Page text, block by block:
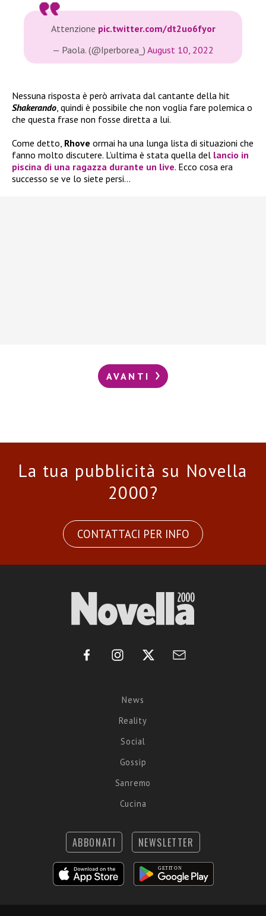
Attenzione pic.twitter.com/dt2uo6fyor
— Paola. (@Iperborea_) August 10, 2022
Nessuna risposta è però arrivata dal cantante della hit
Shakerando, quindi è possibile che non voglia fare polemica o
che questa frase non fosse diretta a lui.
Come detto, Rhove ormai ha una lunga lista di situazioni che
fanno molto discutere. L’ultima è stata quella del lancio in
piscina di una ragazza durante un live. Ecco cosa era
successo se ve lo siete persi…
AVANTI
La tua pubblicità su Novella
2000?
CONTATTACI PER INFO
News
Reality
Social
Gossip
Sanremo
Cucina
ABBONATI NEWSLETTER